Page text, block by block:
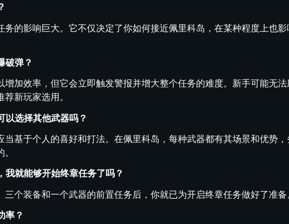
务的影响巨大。它不仅决定了你如何接近佩里科岛，在某种程度上也
破弹？
增加效率，但它会立即触发警报并增大整个任务的难度。新手可能无
新玩家选用。
以选择其他武器吗？
当基于个人的喜好和打法。在佩里科岛，每种武器都有其场景和优势
我就能够开始终章任务了吗？
个装备和一个武器的前置任务后，你就已为开启终章任务做好了准备
率？